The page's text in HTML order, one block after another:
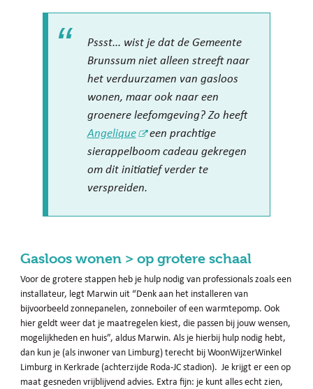
Pssst... wist je dat de Gemeente
Brunssum niet alleen streeft naar
het verduurzamen van gasloos
wonen, maar ook naar een
groenere leefomgeving? Zo heeft
Angelique
een prachtige
sierappelboom cadeau gekregen
om dit initiatief verder te
verspreiden.
Gasloos wonen > op grotere schaal
Voor de grotere stappen heb je hulp nodig van professionals zoals een
installateur, legt Marwin uit “Denk aan het installeren van
bijvoorbeeld zonnepanelen, zonneboiler of een warmtepomp. Ook
hier geldt weer dat je maatregelen kiest, die passen bij jouw wensen,
mogelijkheden en huis”, aldus Marwin. Als je hierbij hulp nodig hebt,
dan kun je (als inwoner van Limburg) terecht bij WoonWijzerWinkel
Limburg in Kerkrade (achterzijde Roda-JC stadion). Je krijgt er een op
maat gesneden vrijblijvend advies. Extra fijn: je kunt alles echt zien,